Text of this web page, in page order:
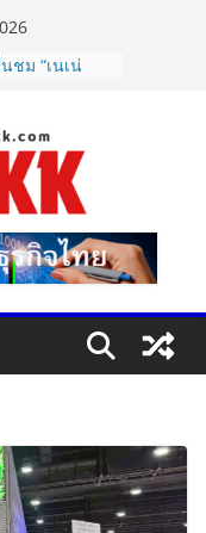
ชม “เนเน่
ดับองค์กร ชู
กในการขับ
ผู้รับบริการ
ปลี่ยน สมาคม
งสร้างอัตรา
ม
“Flash Care
ในการจัดส่ง
ท ตอบโจทย์
Tire
FEST